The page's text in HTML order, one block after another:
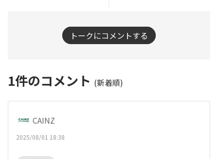
トークにコメントする
1件のコメント (新着順)
CAINZ
2025/08/01 18:38